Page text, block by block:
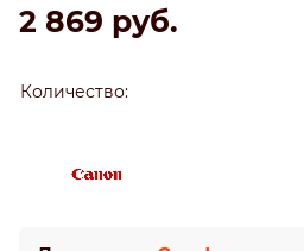
2 869 руб.
Количество: